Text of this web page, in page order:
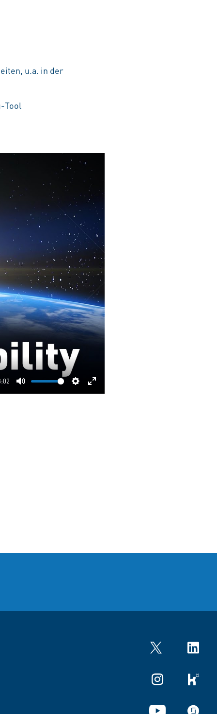
u.a. in der
Tool
Mute Settings
Enter
Twitter LinkedIn
Instagram kununu
YouTube